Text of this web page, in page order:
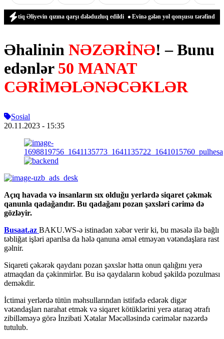
Əliyevin qızına qarşı dələduzluq edildi Evinə gələn yol qonşusu tərəfindən zəbt
Əhalinin NƏZƏRİNƏ! – Bunu
edənlər 50 MANAT
CƏRİMƏLƏNƏCƏKLƏR
Sosial
20.11.2023 - 15:35
Açıq havada və insanların sıx olduğu yerlərdə siqaret çəkmək
qanunla qadağandır. Bu qadağanı pozan şəxsləri cərimə də
gözləyir.
Busaat.az BAKU.WS-ə istinadən xəbər verir ki, bu məsələ ilə bağlı
təbliğat işləri aparılsa da hələ qanuna əməl etməyən vətəndaşlara rast
gəlnir.
Siqareti çəkərək qaydanı pozan şəxslər hətta onun qalığını yerə
atmaqdan da çəkinmirlər. Bu isə qaydaların kobud şəkildə pozulması
deməkdir.
İctimai yerlərdə tütün məhsullarından istifadə edərək digər
vətəndaşları narahat etmək və siqaret kötüklərini yerə ataraq ətrafı
zibilləməyə görə İnzibati Xətalar Məcəlləsində cərimələr nəzərdə
tutulub.